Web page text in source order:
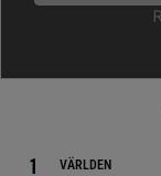
VÄRLDEN